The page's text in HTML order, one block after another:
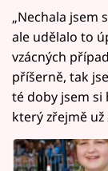
„Nechala jsem
ale udělalo to
vzácných
příšerně, tak
té doby jsem si
který zřejmě